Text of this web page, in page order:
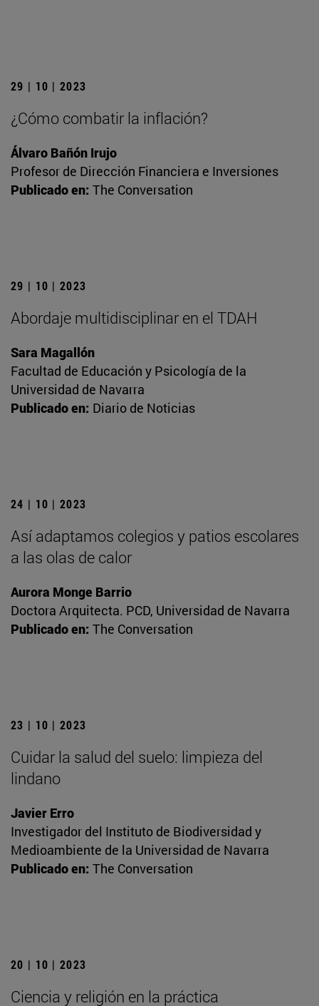
29 | 10 | 2023
¿Cómo combatir la inflación?
Álvaro Bañón Irujo
Profesor de Dirección Financiera e Inversiones
Publicado en: The Conversation
29 | 10 | 2023
Abordaje multidisciplinar en el TDAH
Sara Magallón
Facultad de Educación y Psicología de la
Universidad de Navarra
Publicado en: Diario de Noticias
24 | 10 | 2023
Así adaptamos colegios y patios escolares
a las olas de calor
Aurora Monge Barrio
Doctora Arquitecta. PCD, Universidad de Navarra
Publicado en: The Conversation
23 | 10 | 2023
Cuidar la salud del suelo: limpieza del
lindano
Javier Erro
Investigador del Instituto de Biodiversidad y
Medioambiente de la Universidad de Navarra
Publicado en: The Conversation
20 | 10 | 2023
Ciencia y religión en la práctica